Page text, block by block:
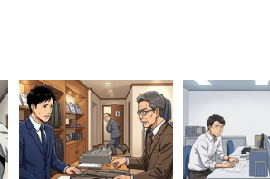
円）も、「（食材について）食べた
が目安」と語る。
いう。